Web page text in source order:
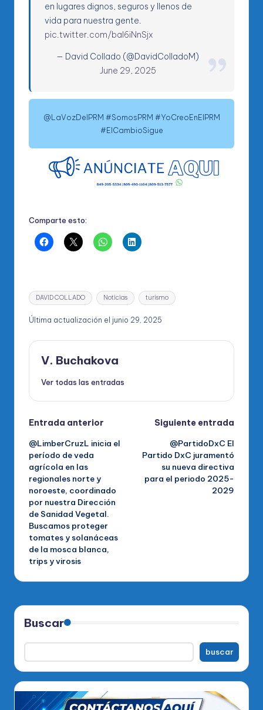
en lugares dignos, seguros y llenos de
vida para nuestra gente.
pic.twitter.com/bal6iNnSjx
— David Collado (@DavidColladoM)
June 29, 2025
@LaVozDelPRM #SomosPRM #YoCreoEnElPRM
#ElCambioSigue
Comparte esto:
Etiquetas:
DAVID COLLADO Noticias turismo
Última actualización el junio 29, 2025
V. Buchakova
Ver todas las entradas
Navegación
de
entradas
Entrada anterior
@LimberCruzL inicia el
período de veda
agrícola en las
regionales norte y
noroeste, coordinado
por nuestra Dirección
de Sanidad Vegetal.
Buscamos proteger
tomates y solanáceas
de la mosca blanca,
trips y virosis
Siguiente entrada
@PartidoDxC El
Partido DxC juramentó
su nueva directiva
para el periodo 2025-
2029
Buscar
buscar